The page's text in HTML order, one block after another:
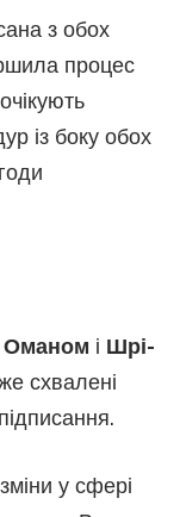
з обох
процес
із боку обох
Оманом і Шрі-
схвалені
у сфері